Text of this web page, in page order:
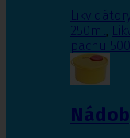
250ml,
pachu